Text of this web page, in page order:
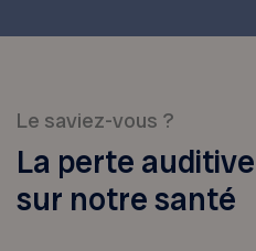
Le saviez-vous ?
La perte
sur notre santé